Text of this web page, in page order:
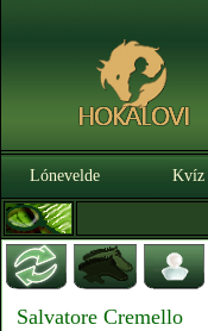
Lónevelde Kvíz
Salvatore Cremello